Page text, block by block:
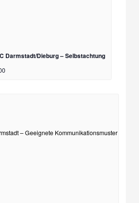
Darmstadt/Dieburg – Selbstachtung